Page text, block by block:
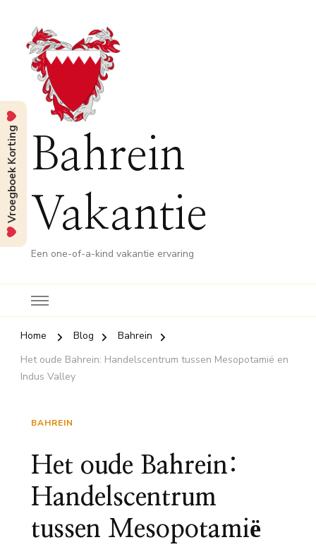
Bahrein
Vakantie
Een one-of-a-kind vakantie ervaring
Home Blog
Bahrein
Het oude Bahrein: Handelscentrum tussen Mesopotamië en
Indus Valley
BAHREIN
Het oude Bahrein:
Handelscentrum
tussen Mesopotamië
Vroegboek Korting